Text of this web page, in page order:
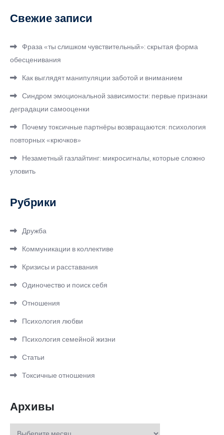
Свежие записи
Фраза «ты слишком чувствительный»: скрытая форма
обесценивания
Как выглядят манипуляции заботой и вниманием
Синдром эмоциональной зависимости: первые признаки
деградации самооценки
Почему токсичные партнёры возвращаются: психология
повторных «крючков»
Незаметный газлайтинг: микросигналы, которые сложно
уловить
Рубрики
Дружба
Коммуникации в коллективе
Кризисы и расставания
Одиночество и поиск себя
Отношения
Психология любви
Психология семейной жизни
Статьи
Токсичные отношения
Архивы
Архивы